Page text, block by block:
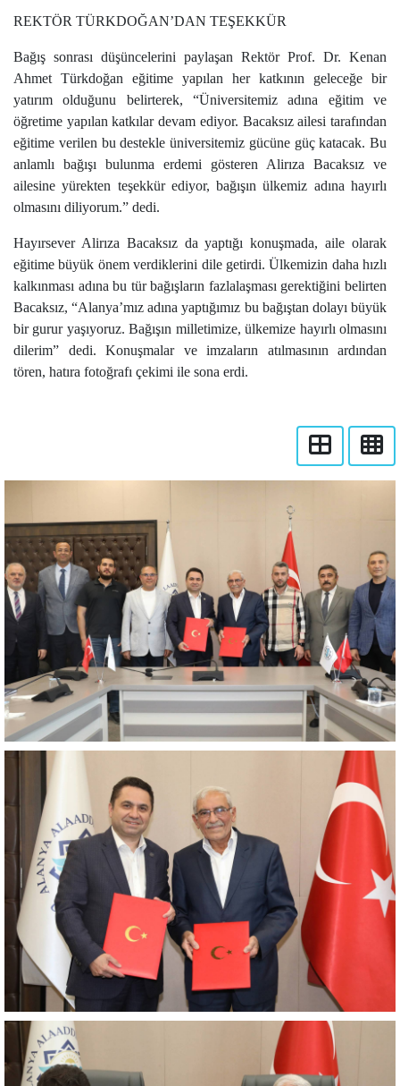
REKTÖR TÜRKDOĞAN’DAN TEŞEKKÜR
Bağış sonrası düşüncelerini paylaşan Rektör Prof. Dr. Kenan
Ahmet Türkdoğan eğitime yapılan her katkının geleceğe bir
yatırım olduğunu belirterek, “Üniversitemiz adına eğitim ve
öğretime yapılan katkılar devam ediyor. Bacaksız ailesi tarafından
eğitime verilen bu destekle üniversitemiz gücüne güç katacak. Bu
anlamlı bağışı bulunma erdemi gösteren Alirıza Bacaksız ve
ailesine yürekten teşekkür ediyor, bağışın ülkemiz adına hayırlı
olmasını diliyorum.” dedi.
Hayırsever Alirıza Bacaksız da yaptığı konuşmada, aile olarak
eğitime büyük önem verdiklerini dile getirdi. Ülkemizin daha hızlı
kalkınması adına bu tür bağışların fazlalaşması gerektiğini belirten
Bacaksız, “Alanya’mız adına yaptığımız bu bağıştan dolayı büyük
bir gurur yaşıyoruz. Bağışın milletimize, ülkemize hayırlı olmasını
dilerim” dedi. Konuşmalar ve imzaların atılmasının ardından
tören, hatıra fotoğrafı çekimi ile sona erdi.